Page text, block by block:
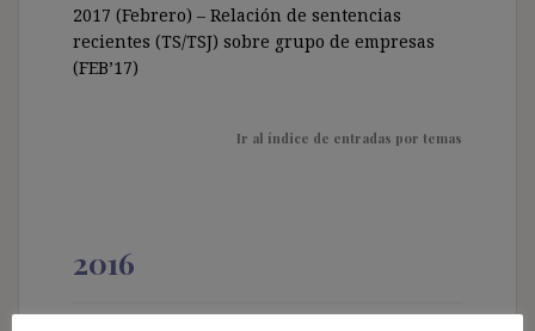
2017 (Febrero) – Relación de sentencias
recientes (TS/TSJ) sobre grupo de empresas
(FEB’17)
Ir al índice de entradas por temas
2016